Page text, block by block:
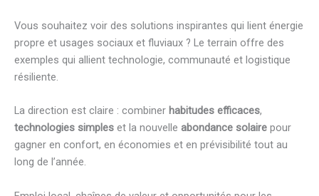
Vous souhaitez voir des solutions inspirantes qui lient énergie
propre et usages sociaux et fluviaux ? Le terrain offre des
exemples qui allient technologie, communauté et logistique
résiliente.
La direction est claire : combiner habitudes efficaces,
technologies simples et la nouvelle abondance solaire pour
gagner en confort, en économies et en prévisibilité tout au
long de l’année.